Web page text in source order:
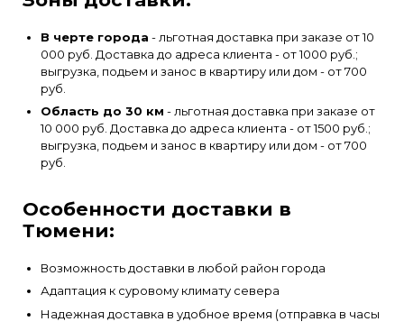
В черте города - льготная доставка при заказе от 10
000 руб. Доставка до адреса клиента - от 1000 руб.;
выгрузка, подьем и занос в квартиру или дом - от 700
руб.
Область до 30 км - льготная доставка при заказе от
10 000 руб. Доставка до адреса клиента - от 1500 руб.;
выгрузка, подьем и занос в квартиру или дом - от 700
руб.
Особенности доставки в
Тюмени:
Возможность доставки в любой район города
Адаптация к суровому климату севера
Надежная доставка в удобное время (отправка в часы